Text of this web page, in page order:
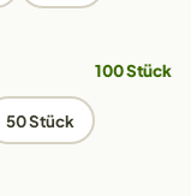
100 Stück
50 Stück